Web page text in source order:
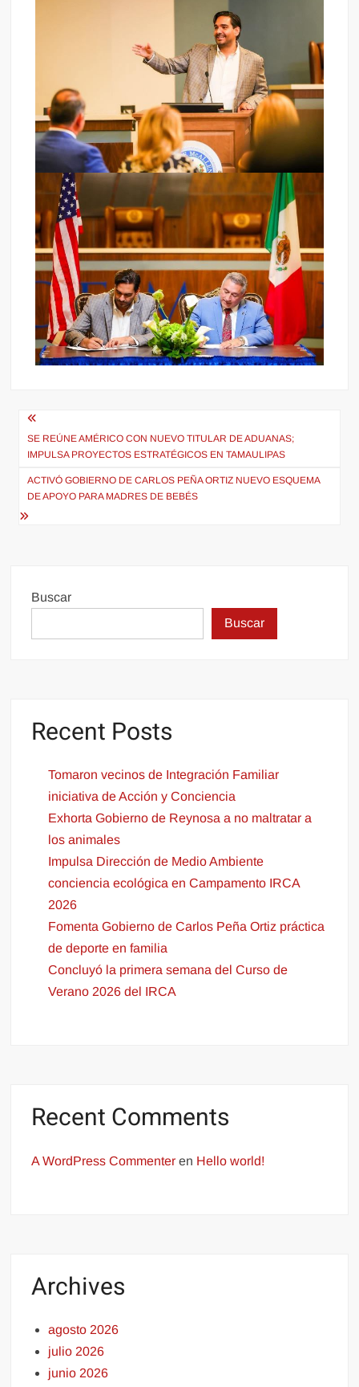
Navegación
de
entradas
SE REÚNE AMÉRICO CON NUEVO TITULAR DE ADUANAS;
IMPULSA PROYECTOS ESTRATÉGICOS EN TAMAULIPAS
ACTIVÓ GOBIERNO DE CARLOS PEÑA ORTIZ NUEVO ESQUEMA
DE APOYO PARA MADRES DE BEBÉS
Buscar
Buscar
Recent Posts
Tomaron vecinos de Integración Familiar
iniciativa de Acción y Conciencia
Exhorta Gobierno de Reynosa a no maltratar a
los animales
Impulsa Dirección de Medio Ambiente
conciencia ecológica en Campamento IRCA
2026
Fomenta Gobierno de Carlos Peña Ortiz práctica
de deporte en familia
Concluyó la primera semana del Curso de
Verano 2026 del IRCA
Recent Comments
A WordPress Commenter en Hello world!
Archives
agosto 2026
julio 2026
junio 2026